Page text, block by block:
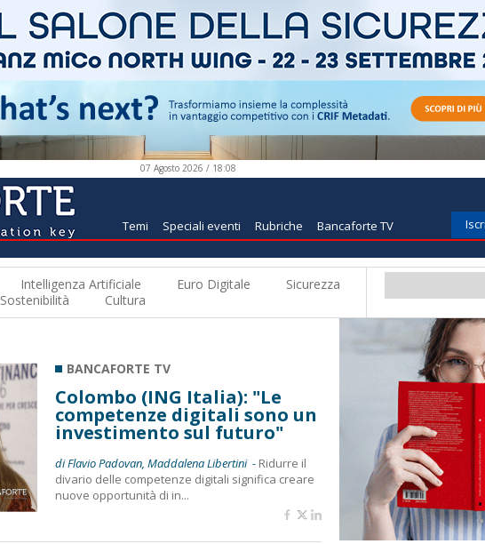
07 Agosto 2026 / 18:08
Temi Speciali eventi Rubriche Bancaforte TV
Intelligenza Artificiale Euro Digitale
Sicurezza
Sostenibilità Cultura
BANCAFORTE TV
Colombo (ING Italia): "Le
competenze digitali sono un
investimento sul futuro"
di Flavio Padovan, Maddalena Libertini - Ridurre il
divario delle competenze digitali significa creare
nuove opportunità di in...